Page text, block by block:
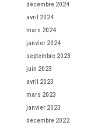
décembre 2024
avril 2024
mars 2024
janvier 2024
septembre 2023
juin 2023
avril 2023
mars 2023
janvier 2023
décembre 2022